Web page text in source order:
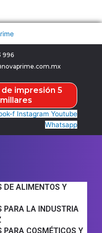
996
impresión 5
millares
f Instagram Youtube
Whatsapp
DE ALIMENTOS Y
PARA LA INDUSTRIA
PARA COSMÉTICOS Y